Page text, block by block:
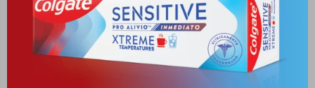
envuelve la piel con notas cálidas y tropicales, convirtiendo la
rutina de cuidado corporal en un momento de bienestar.
Composición Contiene extracto de coco, reconocido por sus
propiedades nutritivas e hidratantes; aceite de monoi, que aporta